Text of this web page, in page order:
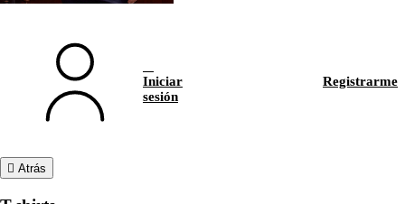
Iniciar
sesión
Registrarme
Atrás